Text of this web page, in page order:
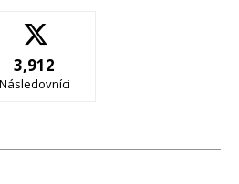
3,912
Následovníci